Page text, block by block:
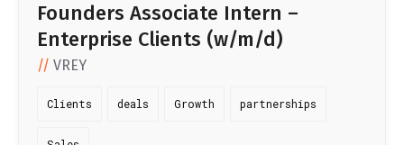
Learn German in Berlin
Professional Studies in Berlin
Founders Associate Intern –
Enterprise Clients (w/m/d)
VREY
Clients deals Growth partnerships